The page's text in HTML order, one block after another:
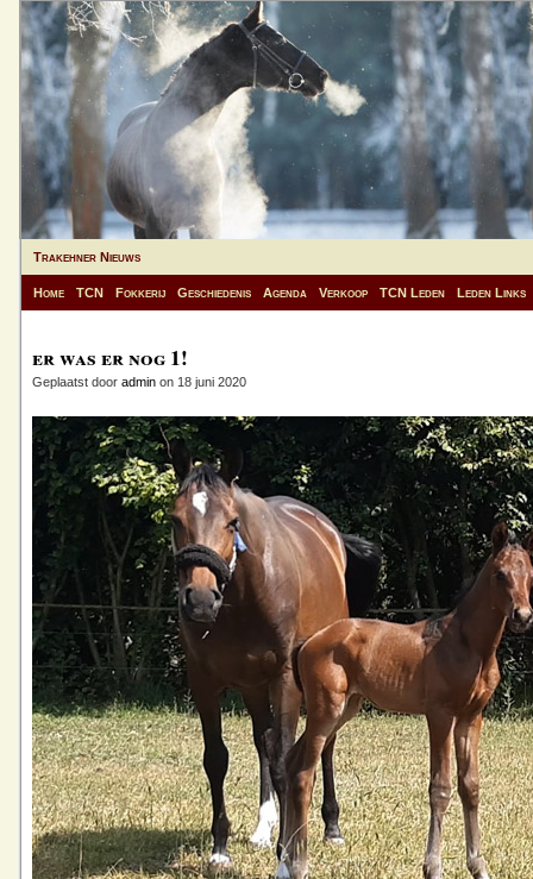
Trakehner Nieuws
Home TCN Fokkerij Geschiedenis Agenda Verkoop TCN Leden Leden Links
er was er nog 1!
Geplaatst door admin on 18 juni 2020